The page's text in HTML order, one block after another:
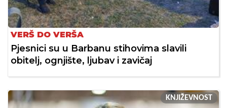
VERŠ DO VERŠA
Pjesnici su u Barbanu stihovima slavili
obitelj, ognjište, ljubav i zavičaj
KNJIŽEVNOST